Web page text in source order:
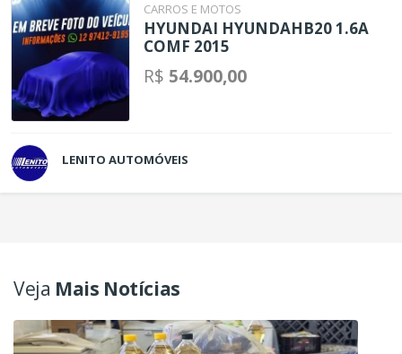
CARROS E MOTOS
HYUNDAI HYUNDAHB20 1.6A
COMF 2015
R$ 54.900,00
LENITO AUTOMÓVEIS
Veja Mais Notícias